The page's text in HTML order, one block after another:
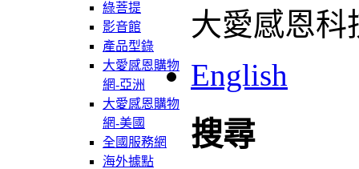
綠菩提
影音館
產品型錄
大愛感恩購物
網-亞洲
大愛感恩購物
網-美國
全國服務網
海外據點
大愛感恩科
English
搜尋